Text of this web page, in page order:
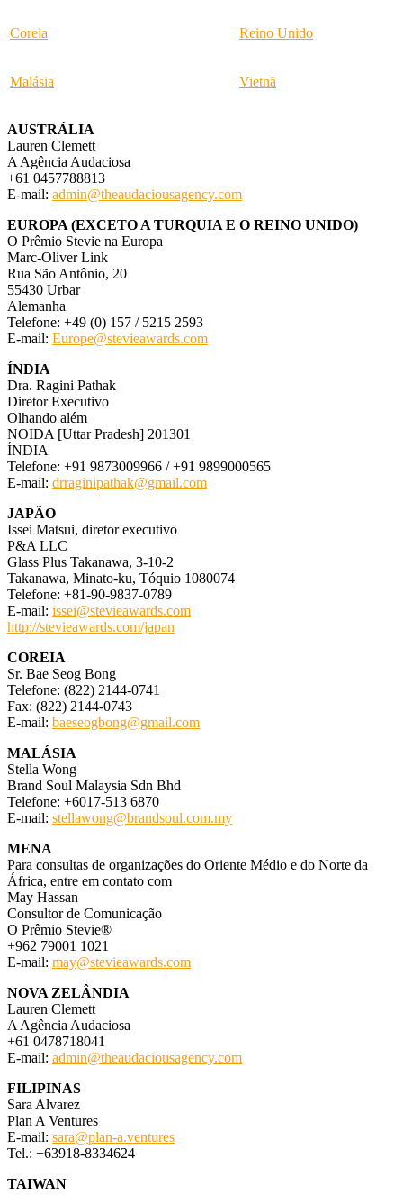
Coreia Reino Unido
Malásia Vietnã
AUSTRÁLIA
Lauren Clemett
A Agência Audaciosa
+61 0457788813
E-mail: admin@theaudaciousagency.com
EUROPA (EXCETO A TURQUIA E O REINO UNIDO)
O Prêmio Stevie na Europa
Marc-Oliver Link
Rua São Antônio, 20
55430 Urbar
Alemanha
Telefone: +49 (0) 157 / 5215 2593
E-mail: Europe@stevieawards.com
ÍNDIA
Dra. Ragini Pathak
Diretor Executivo
Olhando além
NOIDA [Uttar Pradesh] 201301
ÍNDIA
Telefone: +91 9873009966 / +91 9899000565
E-mail: drraginipathak@gmail.com
JAPÃO
Issei Matsui, diretor executivo
P&A LLC
Glass Plus Takanawa, 3-10-2
Takanawa, Minato-ku, Tóquio 1080074
Telefone: +81-90-9837-0789
E-mail: issei@stevieawards.com
http://stevieawards.com/japan
COREIA
Sr. Bae Seog Bong
Telefone: (822) 2144-0741
Fax: (822) 2144-0743
E-mail: baeseogbong@gmail.com
MALÁSIA
Stella Wong
Brand Soul Malaysia Sdn Bhd
Telefone: +6017-513 6870
E-mail: stellawong@brandsoul.com.my
MENA
Para consultas de organizações do Oriente Médio e do Norte da
África, entre em contato com
May Hassan
Consultor de Comunicação
O Prêmio Stevie®
+962 79001 1021
E-mail: may@stevieawards.com
NOVA ZELÂNDIA
Lauren Clemett
A Agência Audaciosa
+61 0478718041
E-mail: admin@theaudaciousagency.com
FILIPINAS
Sara Alvarez
Plan A Ventures
E-mail: sara@plan-a.ventures
Tel.: +63918-8334624
TAIWAN